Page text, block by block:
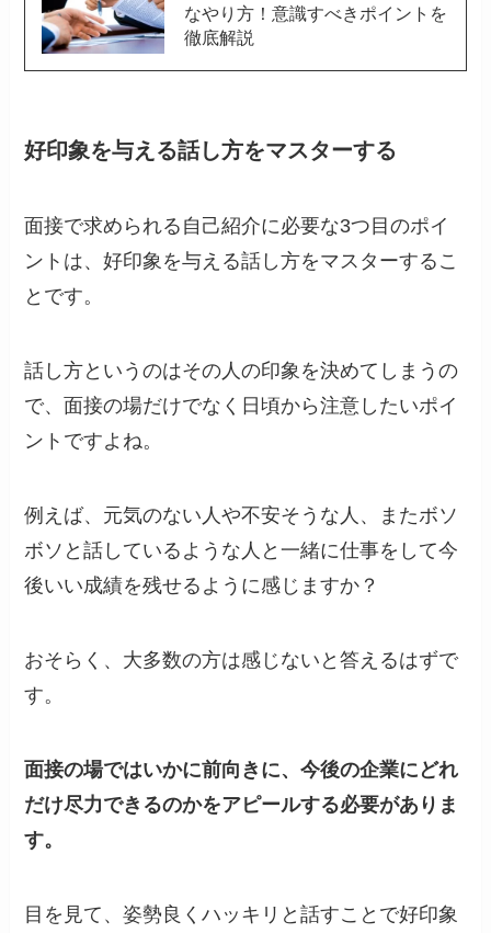
なやり方！意識すべきポイントを
徹底解説
好印象を与える話し方をマスターする
面接で求められる自己紹介に必要な3つ目のポイ
ントは、好印象を与える話し方をマスターするこ
とです。
話し方というのはその人の印象を決めてしまうの
で、面接の場だけでなく日頃から注意したいポイ
ントですよね。
例えば、元気のない人や不安そうな人、またボソ
ボソと話しているような人と一緒に仕事をして今
後いい成績を残せるように感じますか？
おそらく、大多数の方は感じないと答えるはずで
す。
面接の場ではいかに前向きに、今後の企業にどれ
だけ尽力できるのかをアピールする必要がありま
す。
目を見て、姿勢良くハッキリと話すことで好印象